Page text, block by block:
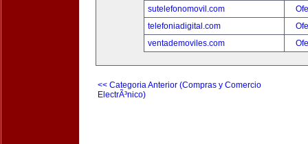
sutelefonomovil.com
telefoniadigital.com
ventademoviles.com
<< Categoria Anterior (Compras y Comercio
ElectrÃ³nico)